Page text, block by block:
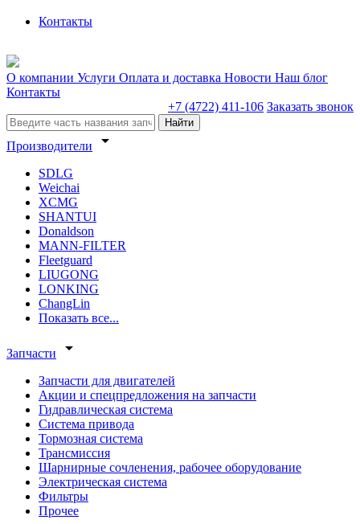
Контакты
О компании Услуги Оплата и доставка Новости Наш блог
Контакты
+7 (4722) 411-106 Заказать звонок
Найти
Производители arrow_drop_down
SDLG
Weichai
XCMG
SHANTUI
Donaldson
MANN-FILTER
Fleetguard
LIUGONG
LONKING
ChangLin
Показать все...
Запчасти arrow_drop_down
Запчасти для двигателей
Акции и спецпредложения на запчасти
Гидравлическая система
Система привода
Тормозная система
Трансмиссия
Шарнирные сочленения, рабочее оборудование
Электрическая система
Фильтры
Прочее